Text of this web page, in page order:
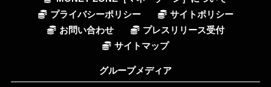
プライバシーポリシー
サイトポリシー
お問い合わせ
プレスリリース受付
サイトマップ
グループメディア